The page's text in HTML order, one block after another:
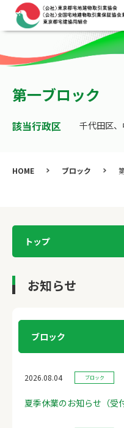
第一ブロック
該当行政区 千代田区
HOME ブロック
トップ
お知らせ
ブロック
2026.08.04 ブロック
夏季休業のお知らせ（受